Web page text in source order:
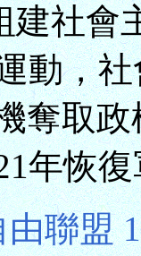
建社會
動，
奪取
年恢
聯盟